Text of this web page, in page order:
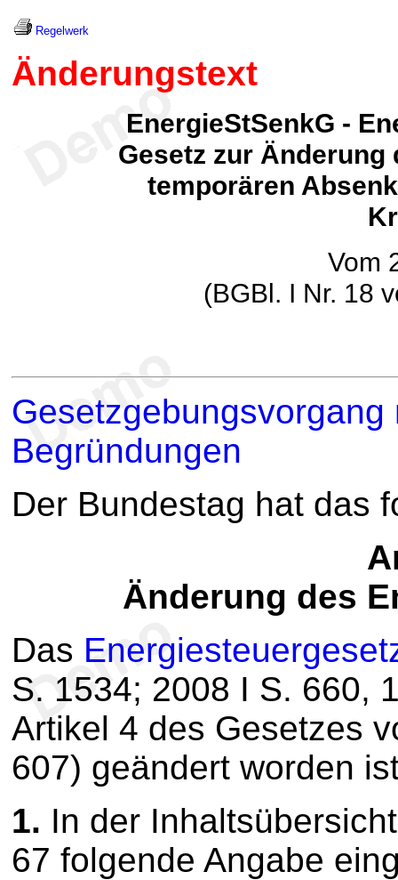
Regelwerk
Änderungstext
EnergieStSenkG -
Gesetz zur
temporären
Vom
(BGBl. I Nr. 18
Begründungen
Der Bundestag hat das
Änderung des
Das
S. 1534; 2008 I S. 660,
Artikel 4 des Gesetzes
607) geändert worden
1. In der
67 folgende Angabe